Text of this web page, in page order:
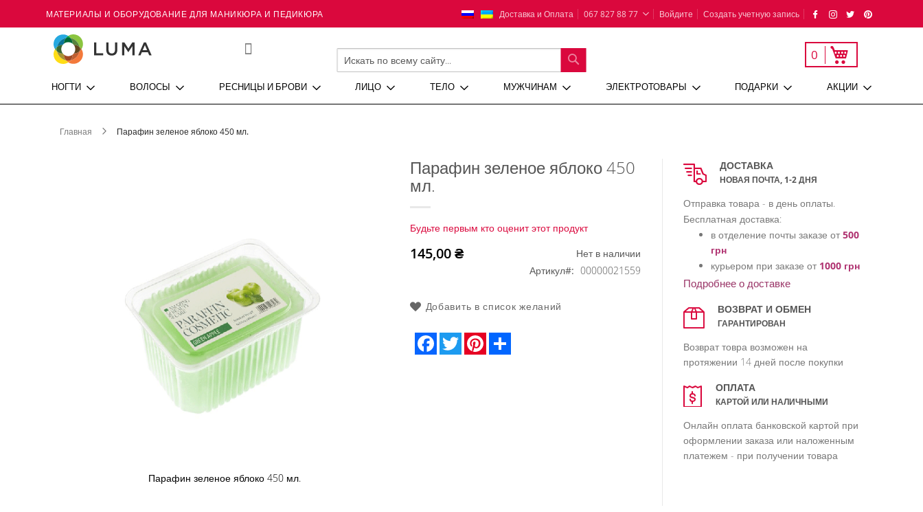
Skip
Content
МАТЕРИАЛЫ И ОБОРУДОВАНИЕ ДЛЯ МАНИКЮРА И ПЕДИКЮРА Язык Доставка и Оплата 067 827 88 77 Войдите Создать учетную запись
Моя корзина
0
ПОИСК
НОГТИ ВОЛОСЫ РЕСНИЦЫ И БРОВИ ЛИЦО ТЕЛО МУЖЧИНАМ ЭЛЕКТРОТОВАРЫ ПОДАРКИ АКЦИИ
Главная Парафин зеленое яблоко 450 мл.
Парафин зеленое яблоко 450 мл.
Парафин зеленое яблоко 450
мл.
Будьте первым кто оценит этот продукт
145,00 ₴
Нет в наличии
Артикул
00000021559
Добавить в список желаний
Facebook
Twitter Pinterest
ДОСТАВКА
НОВАЯ ПОЧТА, 1-2 ДНЯ
Отправка товара - в день оплаты.
Бесплатная доставка:
в отделение почты заказе от500
грн
курьером при заказе от1000 грн
Подробнее о доставке
ВОЗВРАТ И ОБМЕН
ГАРАНТИРОВАН
Возврат товра возможен на
протяжении 14 дней после покупки
ОПЛАТА
КАРТОЙ ИЛИ НАЛИЧНЫМИ
Онлайн оплата банковской картой при
оформлении заказа или наложенным
платежем - при получении товара